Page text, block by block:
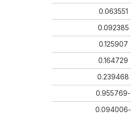
0.063551
0.092385
0.125907
0.164729
0.239468
-0.955769
-0.094006